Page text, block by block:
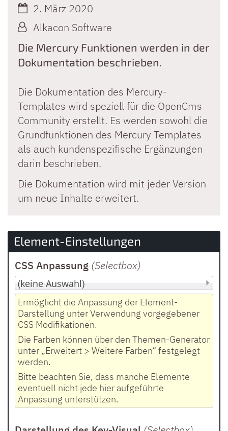
Datum:2. März 2020
Von:Alkacon Software
Die Mercury Funktionen werden in der
Dokumentation beschrieben.
Die Dokumentation des Mercury-
Templates wird speziell für die OpenCms
Community erstellt. Es werden sowohl die
Grundfunktionen des Mercury Templates
als auch kundenspezifische Ergänzungen
darin beschrieben.
Die Dokumentation wird mit jeder Version
um neue Inhalte erweitert.
Element-Einstellungen
CSS Anpassung (Selectbox)
Ermöglicht die Anpassung der Element-
Darstellung unter Verwendung vorgegebener
CSS Modifikationen.
Die Farben können über den Themen-Generator
unter „Erweitert > Weitere Farben“ festgelegt
werden.
Bitte beachten Sie, dass manche Elemente
eventuell nicht jede hier aufgeführte
Anpassung unterstützen.